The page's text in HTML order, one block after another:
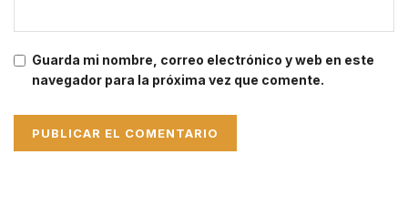
Guarda mi nombre, correo electrónico y web en este
navegador para la próxima vez que comente.